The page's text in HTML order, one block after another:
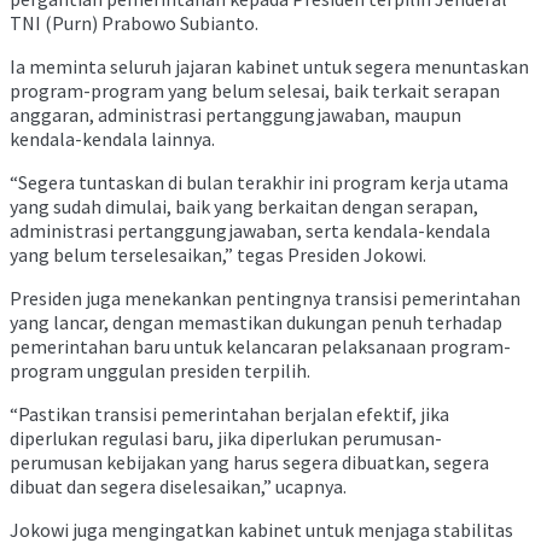
TNI (Purn) Prabowo Subianto.
Ia meminta seluruh jajaran kabinet untuk segera menuntaskan
program-program yang belum selesai, baik terkait serapan
anggaran, administrasi pertanggungjawaban, maupun
kendala-kendala lainnya.
“Segera tuntaskan di bulan terakhir ini program kerja utama
yang sudah dimulai, baik yang berkaitan dengan serapan,
administrasi pertanggungjawaban, serta kendala-kendala
yang belum terselesaikan,” tegas Presiden Jokowi.
Presiden juga menekankan pentingnya transisi pemerintahan
yang lancar, dengan memastikan dukungan penuh terhadap
pemerintahan baru untuk kelancaran pelaksanaan program-
program unggulan presiden terpilih.
“Pastikan transisi pemerintahan berjalan efektif, jika
diperlukan regulasi baru, jika diperlukan perumusan-
perumusan kebijakan yang harus segera dibuatkan, segera
dibuat dan segera diselesaikan,” ucapnya.
Jokowi juga mengingatkan kabinet untuk menjaga stabilitas